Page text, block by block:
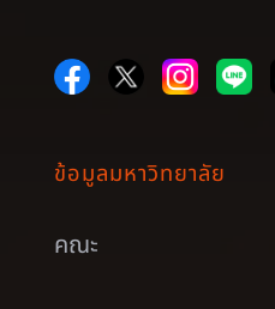
ข้อมูลมหาวิทยาลัย
คณะ